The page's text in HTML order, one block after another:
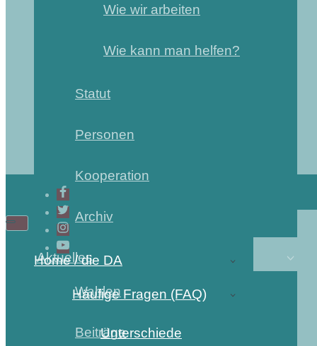
Wie wir arbeiten
Wie kann man helfen?
Statut
Personen
Kooperation
Archiv
Aktuelles
Wahlen
Beiträge
Navigations-
Navigations-
Home / die DA
Häufige Fragen (FAQ)
Unterschiede